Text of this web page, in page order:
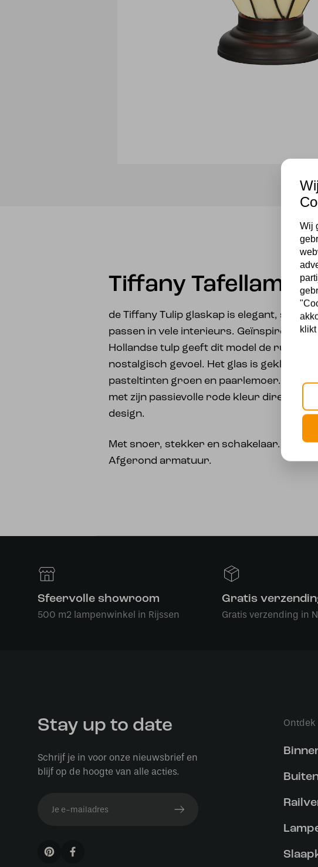
Tiffany Tafellamp
de Tiffany Tulip glaskap is elegant,
passen in vele interieurs. Geïnspireerd
Hollandse tulp geeft dit model de ruimte
nostalgisch gevoel. Het glas is gekleurd in
pasteltinten groen en paarlemoer. De
met zijn passievolle rode kleur direct uit.
design.
Met snoer, stekker en schakelaar. E-14
Afgerond armatuur.
Sfeervolle showroom
500 m2 lampenwinkel in Rijssen
Gratis
Gratis verzending in
Stay up to date
Schrijf je in voor onze nieuwsbrief en
blijf op de hoogte van alle acties.
Ontdek
Wij